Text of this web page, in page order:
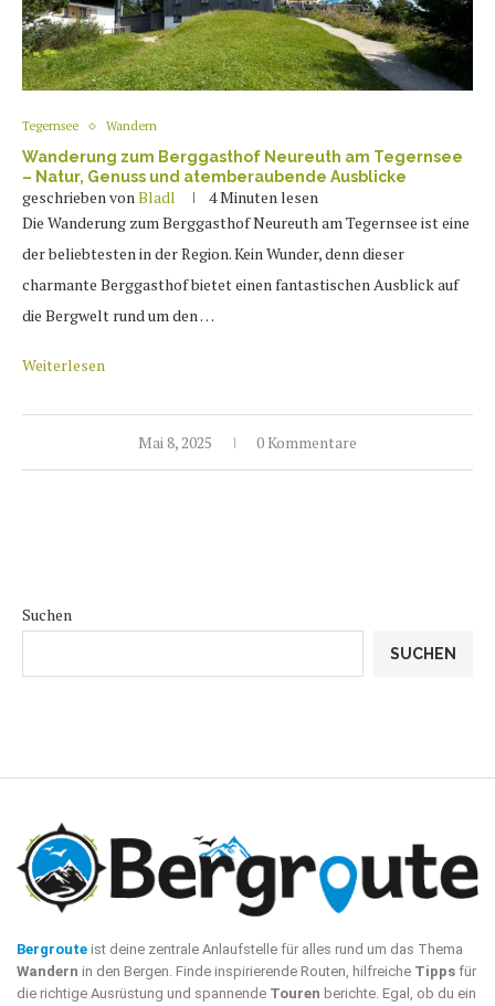
Tegernsee Wandern
Wanderung zum Berggasthof Neureuth am Tegernsee
– Natur, Genuss und atemberaubende Ausblicke
geschrieben vonBladl
4 Minuten lesen
Die Wanderung zum Berggasthof Neureuth am Tegernsee ist eine
der beliebtesten in der Region. Kein Wunder, denn dieser
charmante Berggasthof bietet einen fantastischen Ausblick auf
die Bergwelt rund um den …
Weiterlesen
Mai 8, 2025 0 Kommentare
Suchen
SUCHEN
Bergroute ist deine zentrale Anlaufstelle für alles rund um das Thema
Wandern in den Bergen. Finde inspirierende Routen, hilfreiche Tipps für
die richtige Ausrüstung und spannende Touren berichte. Egal, ob du ein